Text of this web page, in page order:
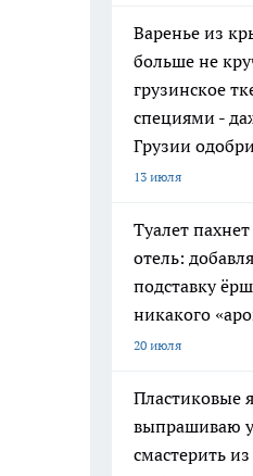
Варенье из
больше не
грузинское
специями -
Грузии
13 июля
Туалет
отель:
подставку
никакого
20 июля
Пластиковые
выпрашиваю у
смастерить